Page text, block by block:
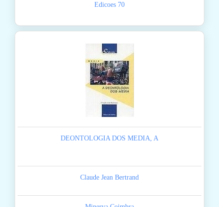
Edicoes 70
DEONTOLOGIA DOS MEDIA, A
Claude Jean Bertrand